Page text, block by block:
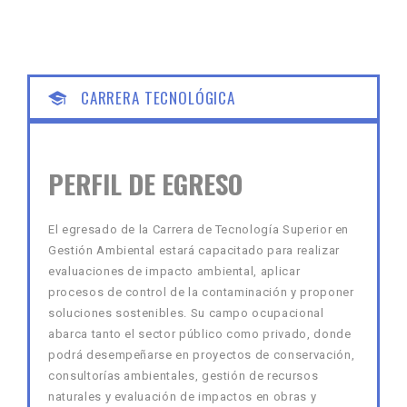
CARRERA TECNOLÓGICA
PERFIL DE EGRESO
El egresado de la Carrera de Tecnología Superior en
Gestión Ambiental estará capacitado para realizar
evaluaciones de impacto ambiental, aplicar
procesos de control de la contaminación y proponer
soluciones sostenibles. Su campo ocupacional
abarca tanto el sector público como privado, donde
podrá desempeñarse en proyectos de conservación,
consultorías ambientales, gestión de recursos
naturales y evaluación de impactos en obras y